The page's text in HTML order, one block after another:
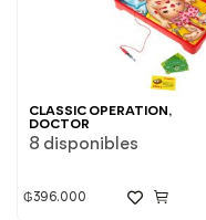
CLASSIC OPERATION,
DOCTOR
8 disponibles
₲396.000